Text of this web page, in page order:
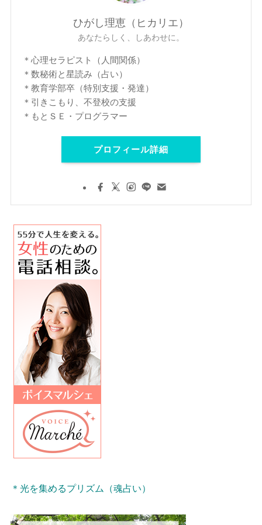
ひがし理恵（ヒカリエ）
あなたらしく、しあわせに。
＊心理セラピスト（人間関係）
＊数秘術と星読み（占い）
＊教育学部卒（特別支援・発達）
＊引きこもり、不登校の支援
＊もとＳＥ・プログラマー
プロフィール詳細
＊光を集めるプリズム（魂占い）